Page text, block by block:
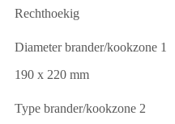
Rechthoekig
Diameter brander/kookzone 1
190 x 220 mm
Type brander/kookzone 2